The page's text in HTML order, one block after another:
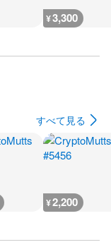
¥3,300
すべて見る
¥2,200